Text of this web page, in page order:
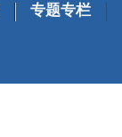
专题专栏